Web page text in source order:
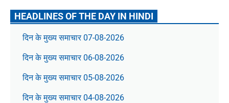
HEADLINES OF THE DAY IN HINDI
दिन के मुख्य समाचार 07-08-2026
दिन के मुख्य समाचार 06-08-2026
दिन के मुख्य समाचार 05-08-2026
दिन के मुख्य समाचार 04-08-2026